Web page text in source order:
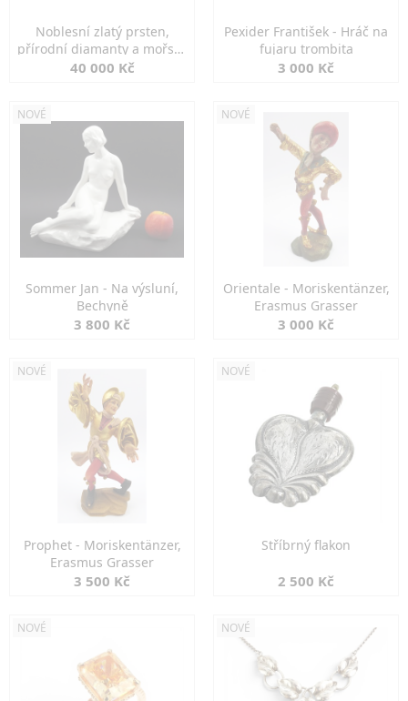
Noblesní zlatý prsten,
přírodní diamanty a mořské
perly
40 000 Kč
Pexider František - Hráč na
fujaru trombita
3 000 Kč
NOVÉ
Sommer Jan - Na výsluní,
Bechyně
3 800 Kč
NOVÉ
Orientale - Moriskentänzer,
Erasmus Grasser
3 000 Kč
NOVÉ
Prophet - Moriskentänzer,
Erasmus Grasser
3 500 Kč
NOVÉ
Stříbrný flakon
2 500 Kč
NOVÉ NOVÉ